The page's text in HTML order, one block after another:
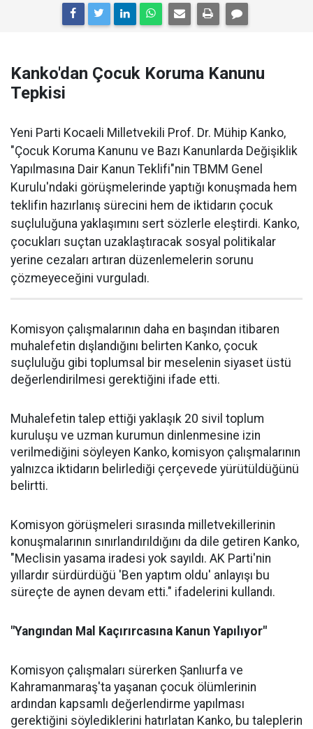
Kanko'dan Çocuk Koruma Kanunu
Tepkisi
Yeni Parti Kocaeli Milletvekili Prof. Dr. Mühip Kanko,
"Çocuk Koruma Kanunu ve Bazı Kanunlarda Değişiklik
Yapılmasına Dair Kanun Teklifi"nin TBMM Genel
Kurulu'ndaki görüşmelerinde yaptığı konuşmada hem
teklifin hazırlanış sürecini hem de iktidarın çocuk
suçluluğuna yaklaşımını sert sözlerle eleştirdi. Kanko,
çocukları suçtan uzaklaştıracak sosyal politikalar
yerine cezaları artıran düzenlemelerin sorunu
çözmeyeceğini vurguladı.
Komisyon çalışmalarının daha en başından itibaren
muhalefetin dışlandığını belirten Kanko, çocuk
suçluluğu gibi toplumsal bir meselenin siyaset üstü
değerlendirilmesi gerektiğini ifade etti.
Muhalefetin talep ettiği yaklaşık 20 sivil toplum
kuruluşu ve uzman kurumun dinlenmesine izin
verilmediğini söyleyen Kanko, komisyon çalışmalarının
yalnızca iktidarın belirlediği çerçevede yürütüldüğünü
belirtti.
Komisyon görüşmeleri sırasında milletvekillerinin
konuşmalarının sınırlandırıldığını da dile getiren Kanko,
"Meclisin yasama iradesi yok sayıldı. AK Parti'nin
yıllardır sürdürdüğü 'Ben yaptım oldu' anlayışı bu
süreçte de aynen devam etti." ifadelerini kullandı.
"Yangından Mal Kaçırırcasına Kanun Yapılıyor"
Komisyon çalışmaları sürerken Şanlıurfa ve
Kahramanmaraş'ta yaşanan çocuk ölümlerinin
ardından kapsamlı değerlendirme yapılması
gerektiğini söylediklerini hatırlatan Kanko, bu taleplerin